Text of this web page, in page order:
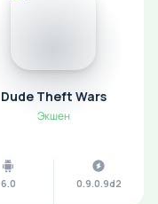
Dude Theft Wars
Экшен
6.0 0.9.0.9d2